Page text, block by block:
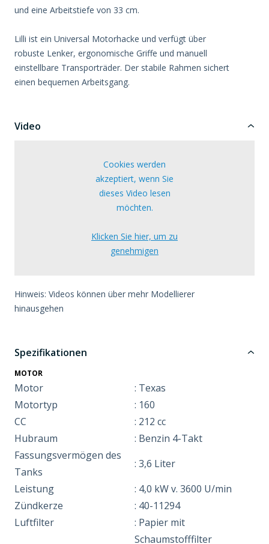
und eine Arbeitstiefe von 33 cm.
Lilli ist ein Universal Motorhacke und verfügt über
robuste Lenker, ergonomische Griffe und manuell
einstellbare Transporträder. Der stabile Rahmen sichert
einen bequemen Arbeitsgang.
Video
Cookies werden
akzeptiert, wenn Sie
dieses Video lesen
möchten.
Klicken Sie hier, um zu
genehmigen
Hinweis: Videos können über mehr Modellierer
hinausgehen
Spezifikationen
MOTOR
Motor
: Texas
Motortyp
: 160
CC
: 212 cc
Hubraum
: Benzin 4-Takt
Fassungsvermögen des
Tanks
: 3,6 Liter
Leistung
: 4,0 kW v. 3600 U/min
Zündkerze
: 40-11294
Luftfilter
: Papier mit
Schaumstofffilter